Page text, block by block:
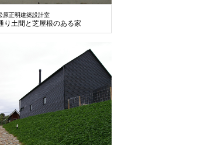
原正明建築設計室
り土間と芝屋根のある家